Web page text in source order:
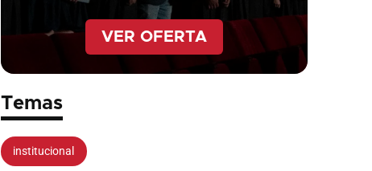
VER OFERTA
Temas
institucional